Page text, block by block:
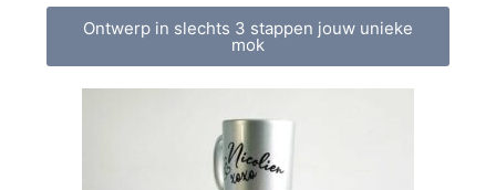
Ontwerp in slechts 3 stappen jouw unieke
mok